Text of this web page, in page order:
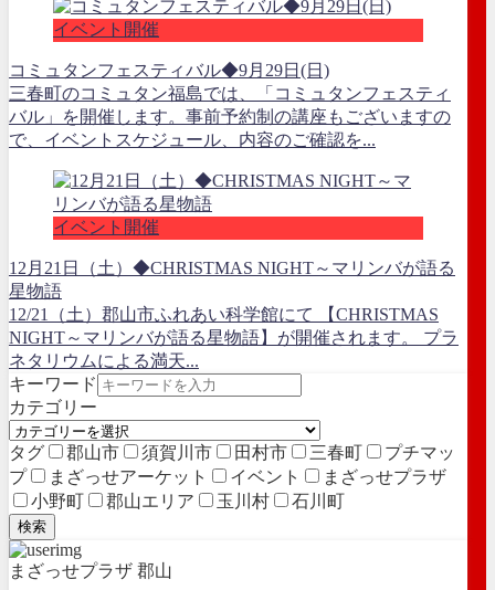
イベント開催
コミュタンフェスティバル◆9月29日(日)
三春町のコミュタン福島では、「コミュタンフェスティ
バル」を開催します。事前予約制の講座もございますの
で、イベントスケジュール、内容のご確認を...
イベント開催
12月21日（土）◆CHRISTMAS NIGHT～マリンバが語る
星物語
12/21（土）郡山市ふれあい科学館にて 【CHRISTMAS
NIGHT～マリンバが語る星物語】が開催されます。 プラ
ネタリウムによる満天...
キーワード
カテゴリー
タグ 郡山市 須賀川市 田村市 三春町
プチマッ
プ
まざっせアーケット イベント
まざっせプラザ
小野町
郡山エリア 玉川村 石川町
検索
まざっせプラザ 郡山